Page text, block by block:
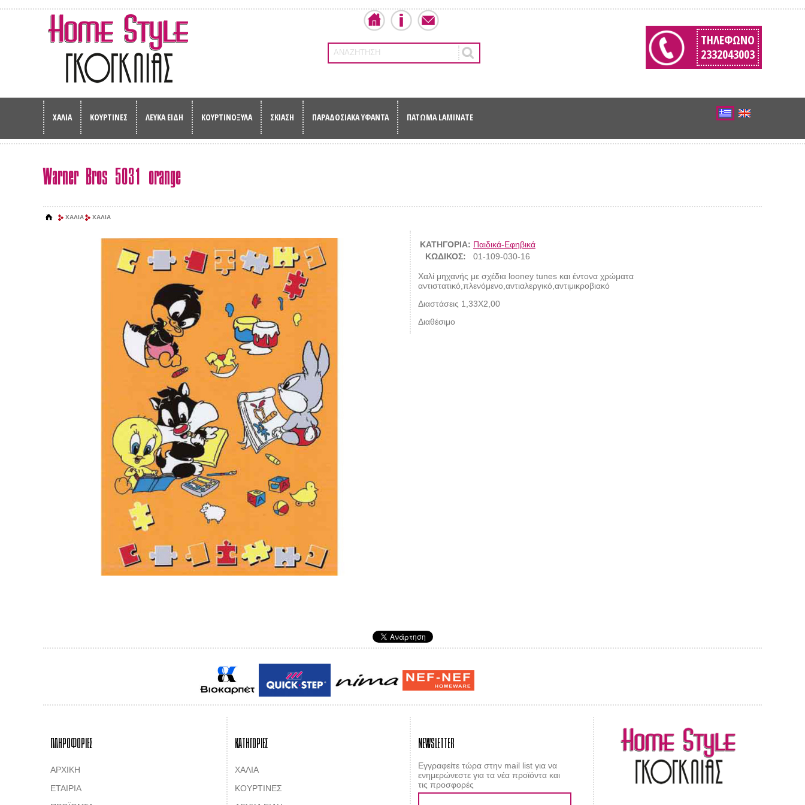
ΑΝΑΖΗΤΗΣΗ
ΤΗΛΈΦΩΝΟ
2332043003
ΧΑΛΙΑ ΚΟΥΡΤΙΝΕΣ ΛΕΥΚΑ ΕΙΔΗ ΚΟΥΡΤΙΝΟΞΥΛΑ ΣΚΙΑΣΗ ΠΑΡΑΔΟΣΙΑΚΑ ΥΦΑΝΤΑ ΠΑΤΩΜΑ LAMINATE
Warner Bros 5031 orange
ΧΑΛΙΑ ΧΑΛΙΑ
ΚΑΤΗΓΟΡΙΑ: Παιδικά-Εφηβικά
ΚΩΔΙΚΟΣ:
01-109-030-16
Χαλί μηχανής με σχέδια looney tunes και έντονα χρώματα
αντιστατικό,πλενόμενο,αντιαλεργικό,αντιμικροβιακό
Διαστάσεις 1,33Χ2,00
Διαθέσιμο
ΠΛΗΡΟΦΟΡΙΕΣ
ΑΡΧΙΚΗ
ΕΤΑΙΡΙΑ
ΚΑΤΗΓΟΡΙΕΣ
ΧΑΛΙΑ
ΚΟΥΡΤΙΝΕΣ
NEWSLETTER
Εγγραφείτε τώρα στην mail list για να
ενημερώνεστε για τα νέα προϊόντα και
τις προσφορές